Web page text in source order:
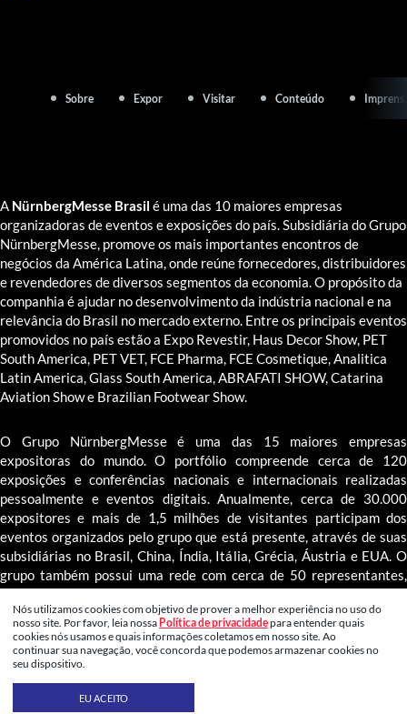
Sobre Expor Visitar Conteúdo
A NürnbergMesse Brasil é uma das 10 maiores empresas
organizadoras de eventos e exposições do país. Subsidiária do Grupo
NürnbergMesse, promove os mais importantes encontros de
negócios da América Latina, onde reúne fornecedores, distribuidores
e revendedores de diversos segmentos da economia. O propósito da
companhia é ajudar no desenvolvimento da indústria nacional e na
relevância do Brasil no mercado externo. Entre os principais eventos
promovidos no país estão a Expo Revestir, Haus Decor Show, PET
South America, PET VET, FCE Pharma, FCE Cosmetique, Analitica
Latin America, Glass South America, ABRAFATI SHOW, Catarina
Aviation Show e Brazilian Footwear Show.
O Grupo NürnbergMesse é uma das 15 maiores empresas
expositoras do mundo. O portfólio compreende cerca de 120
exposições e conferências nacionais e internacionais realizadas
pessoalmente e eventos digitais. Anualmente, cerca de 30.000
expositores e mais de 1,5 milhões de visitantes participam dos
eventos organizados pelo grupo que está presente, através de suas
subsidiárias no Brasil, China, Índia, Itália, Grécia, Áustria e EUA. O
grupo também possui uma rede com cerca de 50 representantes,
© 2026 NMB - Todos os direitos reservados
Nós utilizamos cookies com objetivo de prover a melhor experiência no uso do
nosso site. Por favor, leia nossa Política de privacidadepara entender quais
cookies nós usamos e quais informações coletamos em nosso site. Ao
continuar sua navegação, você concorda que podemos armazenar cookies no
seu dispositivo.
EU ACEITO